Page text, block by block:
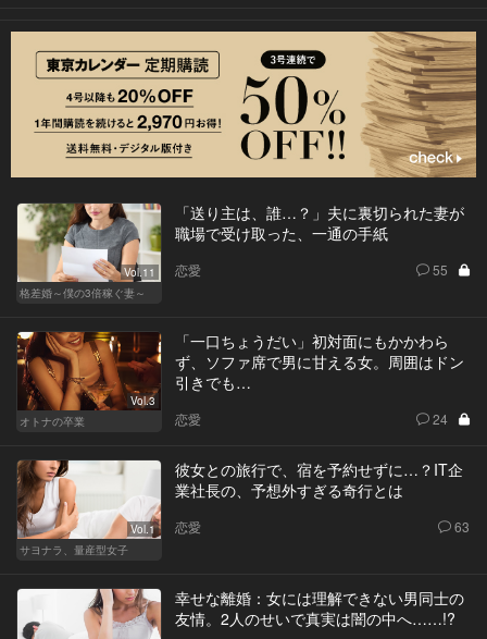
Vol.11
格差婚～僕の3倍稼ぐ妻～
「送り主は、誰…？」夫に裏切られた妻が
職場で受け取った、一通の手紙
恋愛 55
Vol.3
オトナの卒業
「一口ちょうだい」初対面にもかかわら
ず、ソファ席で男に甘える女。周囲はドン
引きでも…
恋愛 24
Vol.1
サヨナラ、量産型女子
彼女との旅行で、宿を予約せずに…？IT企
業社長の、予想外すぎる奇行とは
恋愛 63
幸せな離婚：女には理解できない男同士の
友情。2人のせいで真実は闇の中へ……!?